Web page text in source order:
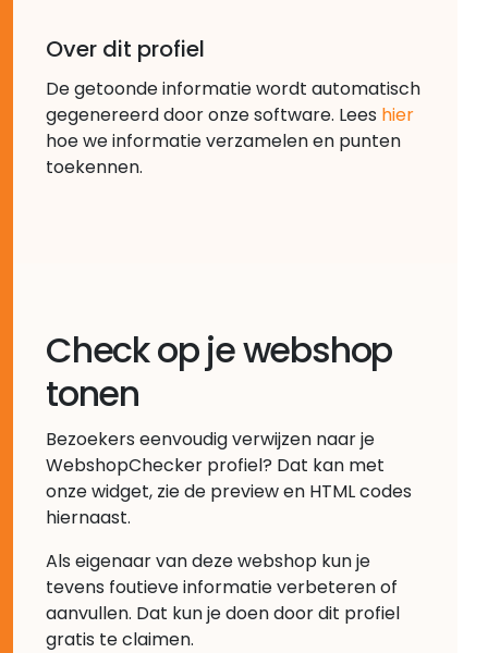
Over dit profiel
De getoonde informatie wordt automatisch
gegenereerd door onze software. Lees hier
hoe we informatie verzamelen en punten
toekennen.
Check op je webshop
tonen
Bezoekers eenvoudig verwijzen naar je
WebshopChecker profiel? Dat kan met
onze widget, zie de preview en HTML codes
hiernaast.
Als eigenaar van deze webshop kun je
tevens foutieve informatie verbeteren of
aanvullen. Dat kun je doen door dit profiel
gratis te claimen.